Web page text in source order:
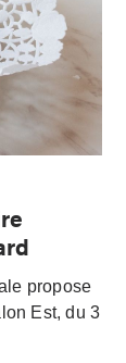
propose
Est, du 3